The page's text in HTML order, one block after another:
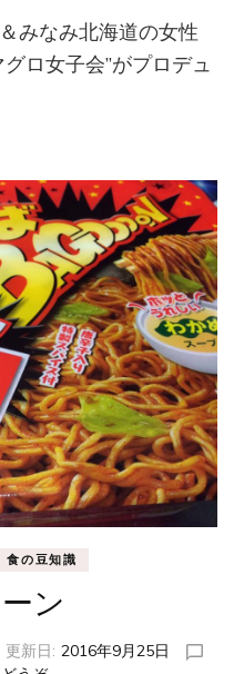
みなみ北海道の女性
ロ女子会”がプロデュ
食の豆知識
ン
更新日: 2016年9月25日